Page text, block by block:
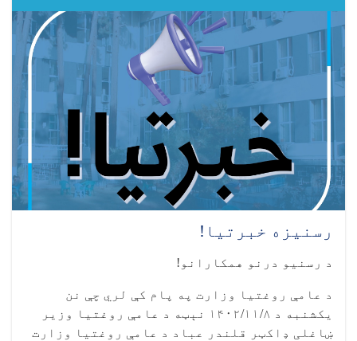
رسنیزه خبرتیا!
د رسنیو درنو همکارانو!
د عامې روغتیا وزارت په پام کې لري چې نن
يکشنبه د ۱۴۰۲/۱۱/۸ نېټه د عامې روغتيا وزير
ښاغلی ډاکټر قلندر عباد د عامې روغتيا وزارت